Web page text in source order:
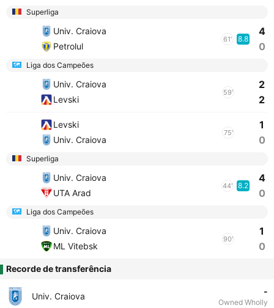
Superliga
Univ. Craiova
Petrolul
61' 8.8
4
0
Liga dos Campeões
Univ. Craiova
Levski
59'
2
2
Levski
Univ. Craiova
75'
1
0
Superliga
Univ. Craiova
UTA Arad
44' 8.2
4
0
Liga dos Campeões
Univ. Craiova
ML Vitebsk
90'
1
0
Recorde de transferência
Univ. Craiova -
Owned Wholly